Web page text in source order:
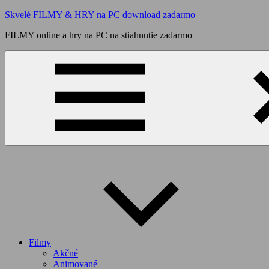
Skip
content
Skvelé FILMY & HRY na PC download zadarmo
FILMY online a hry na PC na stiahnutie zadarmo
Filmy
Akčné
Animované